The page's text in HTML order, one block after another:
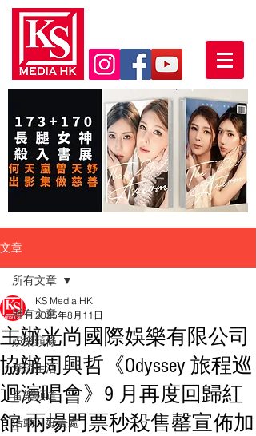
文章
所有文章
娛樂頭條
潮流生活
音樂頻道
活動・好去處
所有文章
主辦光尚國際娛樂有限公司
協辦周興哲《Odyssey 旅程巡
迴演唱會》9 月再度回歸紅
館 兩場門票秒殺售罄宣佈加
KS Media HK
2025年8月11日